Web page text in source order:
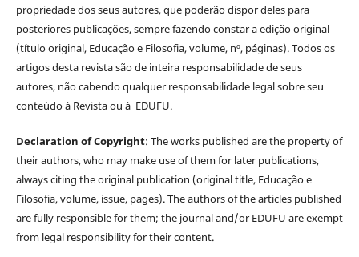
propriedade dos seus autores, que poderão dispor deles para
posteriores publicações, sempre fazendo constar a edição original
(título original, Educação e Filosofia, volume, nº, páginas). Todos os
artigos desta revista são de inteira responsabilidade de seus
autores, não cabendo qualquer responsabilidade legal sobre seu
conteúdo à Revista ou à EDUFU.
Declaration of Copyright: The works published are the property of
their authors, who may make use of them for later publications,
always citing the original publication (original title, Educação e
Filosofia, volume, issue, pages). The authors of the articles published
are fully responsible for them; the journal and/or EDUFU are exempt
from legal responsibility for their content.